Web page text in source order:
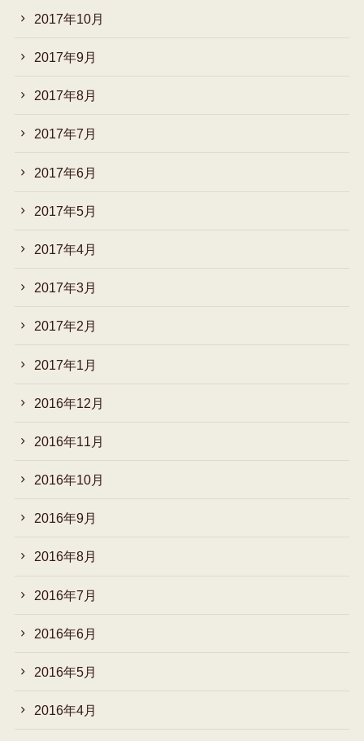
2017年10月
2017年9月
2017年8月
2017年7月
2017年6月
2017年5月
2017年4月
2017年3月
2017年2月
2017年1月
2016年12月
2016年11月
2016年10月
2016年9月
2016年8月
2016年7月
2016年6月
2016年5月
2016年4月